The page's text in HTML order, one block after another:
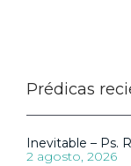
Prédicas
Inevitable – Ps.
2 agosto, 2026